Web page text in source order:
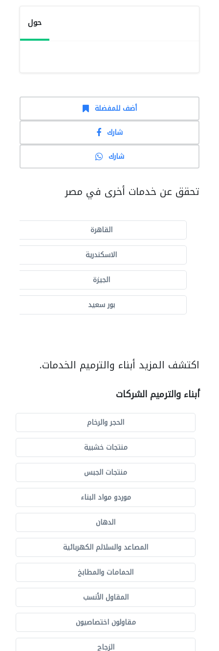
حول
أضف للمفضلة
شارك
شارك
تحقق عن خدمات أخرى في مصر
القاهرة
الاسكندرية
الجيزة
بور سعيد
اكتشف المزيد أبناء والترميم الخدمات.
أبناء والترميم الشركات
الحجر والرخام
منتجات خشبية
منتجات الجبس
موردو مواد البناء
الدهان
المصاعد والسلالم الكهربائية
الحمامات والمطابخ
المقاول الأنسب
مقاولون اختصاصيون
الزجاج